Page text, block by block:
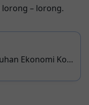
– lorong.
Ekonomi Kota